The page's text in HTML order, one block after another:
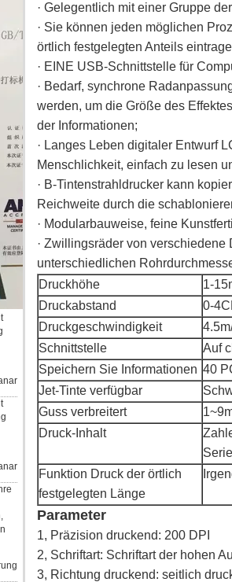
· Gelegentlich mit einer Gruppe
· Sie können jeden möglichen
örtlich festgelegten Anteils
· EINE USB-Schnittstelle für
· Bedarf, synchrone
werden, um die Größe des
der Informationen;
· Langes Leben digitaler Entwurf
Menschlichkeit, einfach zu lesen
· B-Tintenstrahldrucker kann
Reichweite durch die
· Modularbauweise, feine
· Zwillingsräder von
unterschiedlichen
Druckhöhe
1-
Druckabstand
0-
Druckgeschwindigkeit
Schnittstelle
Auf
Speichern Sie Informationen 40
Jet-Tinte verfügbar
Guss verbreitert
Druck-Inhalt
Funktion Druck der örtlich
festgelegten Länge
Parameter
1, Präzision druckend: 200 DPI
2, Schriftart: Schriftart der hohen
3, Richtung druckend: seitlich